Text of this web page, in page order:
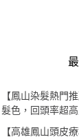
【鳳山染髮熱門
髮色，回頭率超
【高雄鳳山頭皮